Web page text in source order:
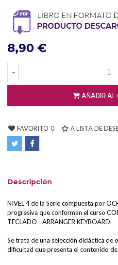
8,90 €
-
AÑADIR AL
FAVORITO 0 A LISTA DE
Descripción
NIVEL 4 de la Serie compuesta por
progresiva que conforman el curso
TECLADO - ARRANGER KEYBOARD.
Se trata de una selección didáctica de
dificultad que presenta el contenido